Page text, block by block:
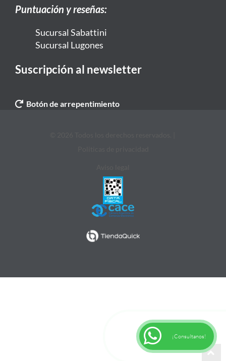
Puntuación y reseñas:
Sucursal Sabattini
Sucursal Lugones
Suscripción al newsletter
Botón de arrepentimiento
¡Consultanos!